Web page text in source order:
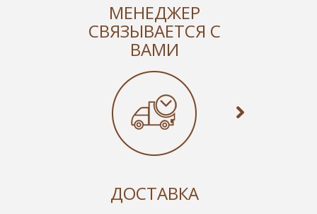
МЕНЕДЖЕР
СВЯЗЫВАЕТСЯ С
ВАМИ
ДОСТАВКА